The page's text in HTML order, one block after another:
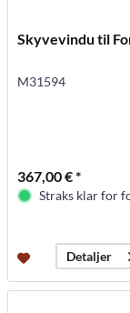
Skyvevindu til
M31594
367,00 € *
Straks klar for
Detaljer